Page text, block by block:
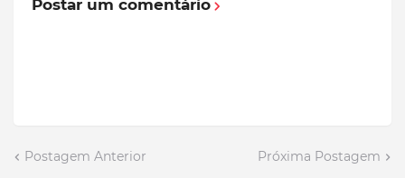
Postar um comentário
Postagem Anterior Próxima Postagem